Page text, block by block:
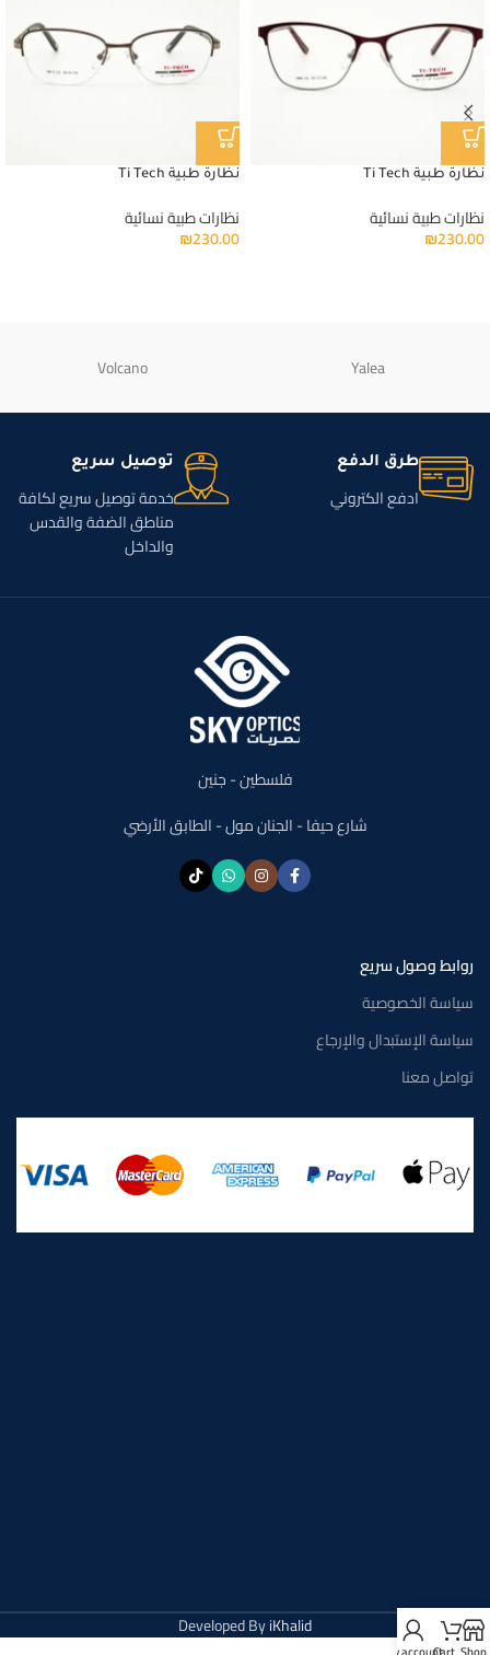
نظارة طبية Ti Tech
نظارات طبية نسائية
₪230.00
نظارة طبية Ti Tech
نظارات طبية نسائية
₪230.00
Yalea
Volcano
طرق الدفع
ادفع الكتروني
توصيل سريع
خدمة توصيل سريع لكافة
مناطق الضفة والقدس
والداخل
فلسطين - جنين
شارع حيفا - الجنان مول - الطابق الأرضي
روابط وصول سريع
سياسة الخصوصية
سياسة الإستبدال والإرجاع
تواصل معنا
Developed ByiKhalid